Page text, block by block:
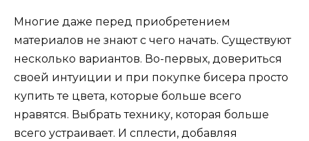
Многие даже перед приобретением
материалов не знают с чего начать. Существуют
несколько вариантов. Во-первых, довериться
своей интуиции и при покупке бисера просто
купить те цвета, которые больше всего
нравятся. Выбрать технику, которая больше
всего устраивает. И сплести, добавляя